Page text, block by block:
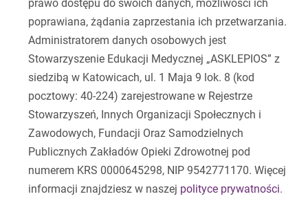
prawo dostępu do swoich danych, możliwości ich
poprawiana, żądania zaprzestania ich przetwarzania.
Administratorem danych osobowych jest
Stowarzyszenie Edukacji Medycznej „ASKLEPIOS” z
siedzibą w Katowicach, ul. 1 Maja 9 lok. 8 (kod
pocztowy: 40-224) zarejestrowane w Rejestrze
Stowarzyszeń, Innych Organizacji Społecznych i
Zawodowych, Fundacji Oraz Samodzielnych
Publicznych Zakładów Opieki Zdrowotnej pod
numerem KRS 0000645298, NIP 9542771170. Więcej
informacji znajdziesz w naszej polityce prywatności.